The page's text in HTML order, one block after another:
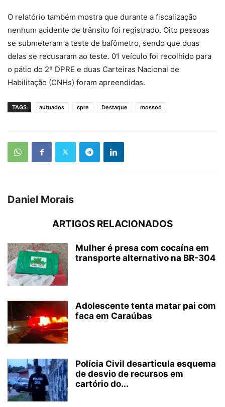
O relatório também mostra que durante a fiscalização
nenhum acidente de trânsito foi registrado. Oito pessoas
se submeteram a teste de bafômetro, sendo que duas
delas se recusaram ao teste. 01 veículo foi recolhido para
o pátio do 2º DPRE e duas Carteiras Nacional de
Habilitação (CNHs) foram apreendidas.
TAGS autuados cpre Destaque mossoó
Daniel Morais
ARTIGOS RELACIONADOS
Mulher é presa com cocaína em
transporte alternativo na BR-304
Adolescente tenta matar pai com
faca em Caraúbas
Polícia Civil desarticula esquema
de desvio de recursos em
cartório do...